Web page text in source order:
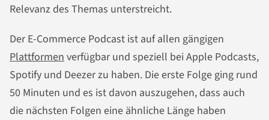
Relevanz des Themas unterstreicht.
Der E-Commerce Podcast ist auf allen gängigen
Plattformen verfügbar und speziell bei Apple Podcasts,
Spotify und Deezer zu haben. Die erste Folge ging rund
50 Minuten und es ist davon auszugehen, dass auch
die nächsten Folgen eine ähnliche Länge haben